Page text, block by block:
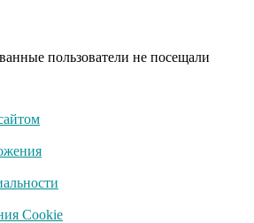
о
отправляетпользователи не посещали
Cookie